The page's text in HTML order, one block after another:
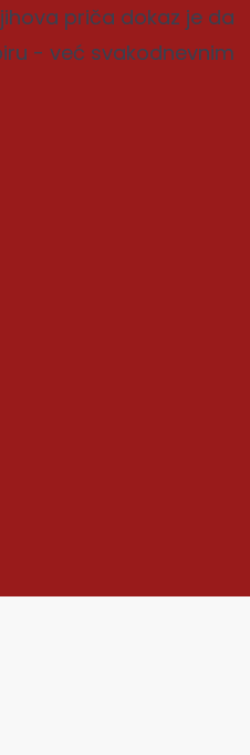
priča dokaz je da
- već svakodnevnim